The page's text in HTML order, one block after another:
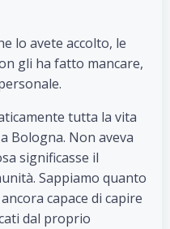
lo avete accolto, le
gli ha fatto mancare,
tutta la vita
Bologna. Non aveva
significasse il
Sappiamo quanto
capace di capire
dal proprio